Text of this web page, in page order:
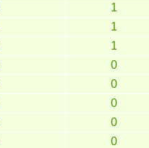
1
1
1
0
0
0
0
0